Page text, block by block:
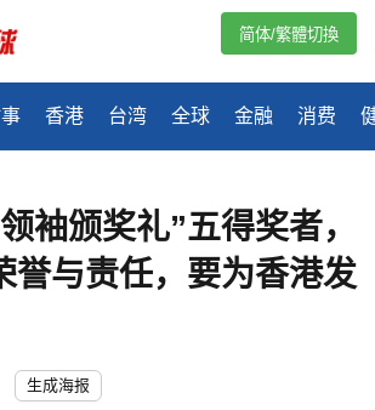
香港 台湾 全球 金融 消费
简体/繁體切換
袖颁奖礼”五得奖者，
誉与责任，要为香港发
生成海报